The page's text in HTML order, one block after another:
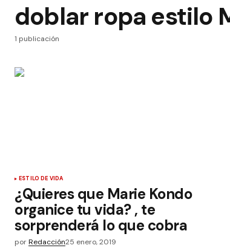
doblar ropa estilo
1 publicación
ESTILO DE VIDA
¿Quieres que Marie Kondo
organice tu vida? , te
sorprenderá lo que cobra
porRedacción25 enero, 2019